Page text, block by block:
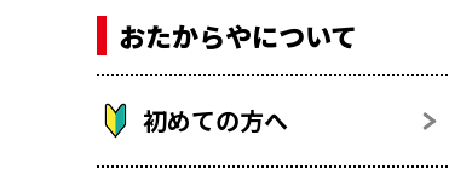
おたからやについて
初めての方へ